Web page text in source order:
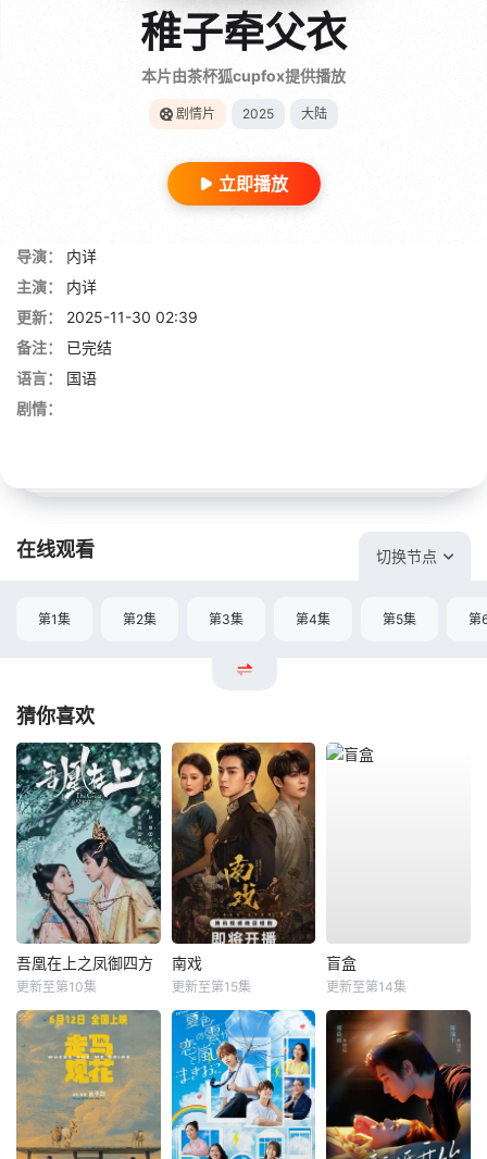
稚子牵父衣
本片由茶杯狐cupfox提供播放
剧情片 2025 大陆
立即播放
导演：
内详
主演：
内详
更新：
2025-11-30 02:39
备注：
已完结
语言：
国语
剧情：
在线观看 切换节点
第1集 第2集 第3集 第4集 第5集 第
猜你喜欢
吾凰在上之凤御四方
更新至第10集
南戏
更新至第15集
盲盒
更新至第14集